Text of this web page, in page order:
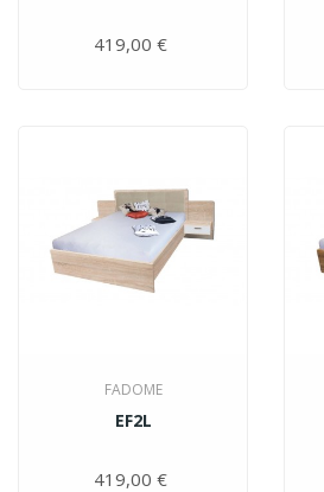
419,00 €
FADOME
EF2L
419,00 €